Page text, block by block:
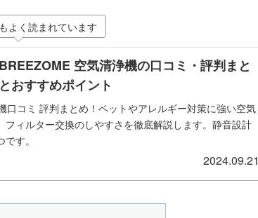
よく読まれています
空気清浄機の口コミ・評判まと
おすすめポイント
口コミ 評判まとめ！ペットやアレルギー対策に強い空気
フィルター交換のしやすさを徹底解説します。静音設計
す。
2024.09.21